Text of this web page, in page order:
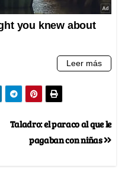
Taladro: el paraco al que le
pagaban con niñas